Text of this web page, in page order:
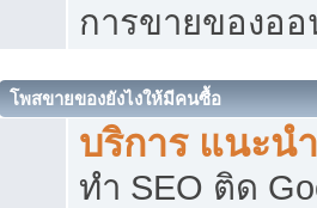
การขายของอ
โพสขายของยังไงให้มีคนซื้อ
บริการ แนะน
ทำ SEO ติด